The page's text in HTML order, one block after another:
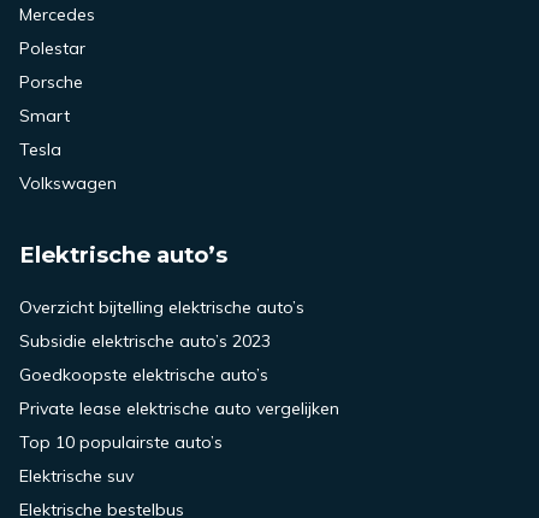
Mercedes
Polestar
Porsche
Smart
Tesla
Volkswagen
Elektrische auto’s
Overzicht bijtelling elektrische auto’s
Subsidie elektrische auto’s 2023
Goedkoopste elektrische auto’s
Private lease elektrische auto vergelijken
Top 10 populairste auto’s
Elektrische suv
Elektrische bestelbus